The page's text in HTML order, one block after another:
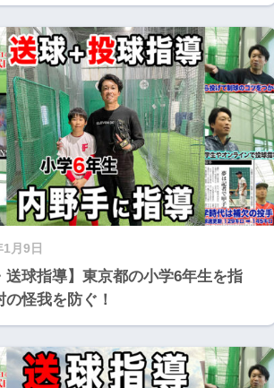
月9日
送球指導】東京都の小学6年生を指
の怪我を防ぐ！